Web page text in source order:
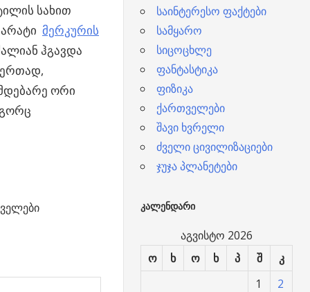
სახით
მერკურის
ჰგავდა
ერთად,
ორი
საინტერესო ფაქტები
სამყარო
სიცოცხლე
ფანტასტიკა
ფიზიკა
ქართველები
შავი ხვრელი
ძველი ცივილიზაციები
ჯუჯა პლანეტები
ᲙᲐᲚᲔᲜᲓᲐᲠᲘ
აგვისტო 2026
ო
ხ ო ხ პ შ კ
1
2